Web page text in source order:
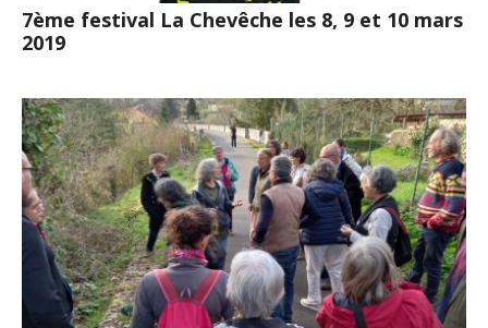
7ème festival La Chevêche les 8, 9 et 10 mars
2019